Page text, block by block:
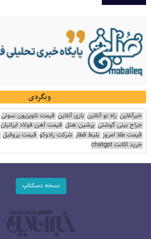
وبگردی
خبرآنلاین راه نو آنلاین بازی آنلاین قیمت تلویزیون سونی
جراح بینی گوشتی پرشین هتل قیمت آهن فولاد ایرانیان
قیمت طلا امروز بلیط قطار شرکت رادوکو قیمت پروفیل
خرید اکانت chatgpt
نسخه دسکتاپ